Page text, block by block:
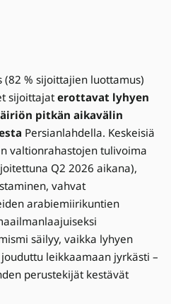
(82 % sijoittajien luottamus)
sijoittajat erottavat lyhyen
pitkän aikavälin
Persianlahdella. Keskeisiä
valtionrahastojen tulivoima
Q2 2026 aikana),
vahvat
arabiemiirikuntien
säilyy, vaikka lyhyen
leikkaamaan jyrkästi –
perustekijät kestävät